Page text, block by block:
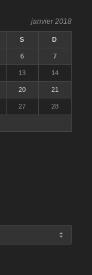
janvier 2018
S D
6 7
13 14
20 21
27 28